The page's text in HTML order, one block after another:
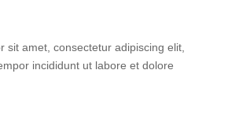
sit amet, con­sec­tetur adi­pi­scing elit,
inci­didunt ut labore et dolore